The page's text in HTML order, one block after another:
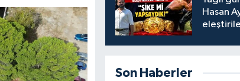
Hasan
Son Haberler